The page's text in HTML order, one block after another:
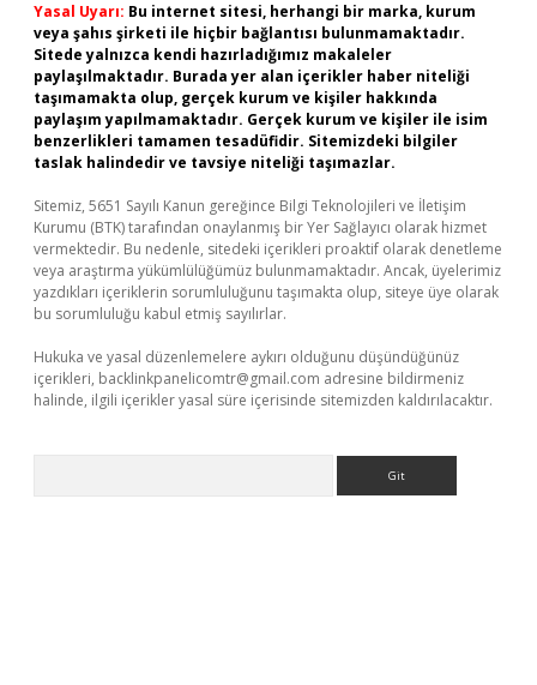
Yasal Uyarı: Bu internet sitesi, herhangi bir marka, kurum
veya şahıs şirketi ile hiçbir bağlantısı bulunmamaktadır.
Sitede yalnızca kendi hazırladığımız makaleler
paylaşılmaktadır. Burada yer alan içerikler haber niteliği
taşımamakta olup, gerçek kurum ve kişiler hakkında
paylaşım yapılmamaktadır. Gerçek kurum ve kişiler ile isim
benzerlikleri tamamen tesadüfidir. Sitemizdeki bilgiler
taslak halindedir ve tavsiye niteliği taşımazlar.
Sitemiz, 5651 Sayılı Kanun gereğince Bilgi Teknolojileri ve İletişim
Kurumu (BTK) tarafından onaylanmış bir Yer Sağlayıcı olarak hizmet
vermektedir. Bu nedenle, sitedeki içerikleri proaktif olarak denetleme
veya araştırma yükümlülüğümüz bulunmamaktadır. Ancak, üyelerimiz
yazdıkları içeriklerin sorumluluğunu taşımakta olup, siteye üye olarak
bu sorumluluğu kabul etmiş sayılırlar.
Hukuka ve yasal düzenlemelere aykırı olduğunu düşündüğünüz
içerikleri, backlinkpanelicomtr@gmail.com adresine bildirmeniz
halinde, ilgili içerikler yasal süre içerisinde sitemizden kaldırılacaktır.